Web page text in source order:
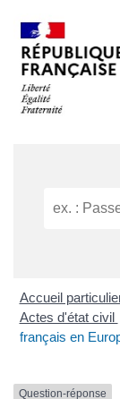
Accueil
Actes d'état civil
français en
Question-réponse